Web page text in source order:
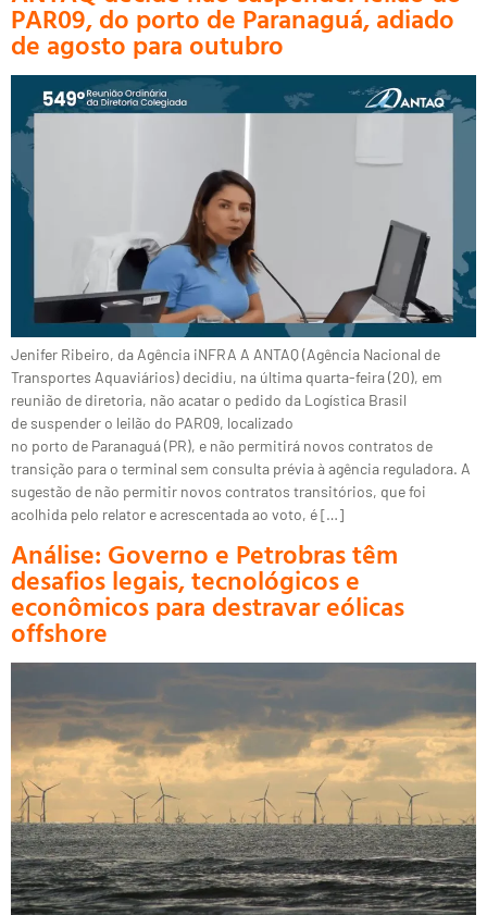
PAR09, do porto de Paranaguá, adiado
de agosto para outubro
Jenifer Ribeiro, da Agência iNFRA A ANTAQ (Agência Nacional de
Transportes Aquaviários) decidiu, na última quarta-feira (20), em
reunião de diretoria, não acatar o pedido da Logística Brasil
de suspender o leilão do PAR09, localizado
no porto de Paranaguá (PR), e não permitirá novos contratos de
transição para o terminal sem consulta prévia à agência reguladora. A
sugestão de não permitir novos contratos transitórios, que foi
acolhida pelo relator e acrescentada ao voto, é […]
Análise: Governo e Petrobras têm
desafios legais, tecnológicos e
econômicos para destravar eólicas
offshore